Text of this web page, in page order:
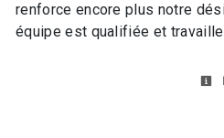
renforce encore plus notre
équipe est qualifiée et